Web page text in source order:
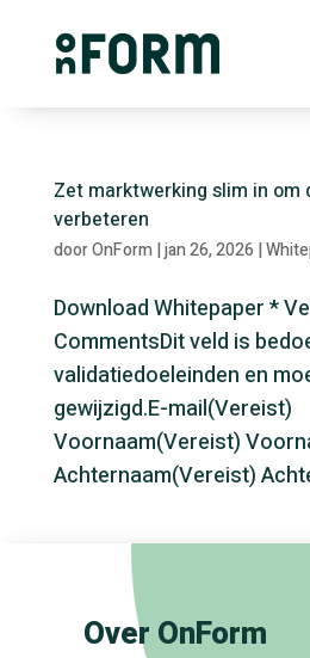
Zet marktwerking slim in om
verbeteren
doorOnForm |jan 26, 2026 |
Download Whitepaper *
CommentsDit veld is
validatiedoeleinden en
gewijzigd.E-mail(Vereist)
Voornaam(Vereist)
Achternaam(Vereist)
Over OnForm